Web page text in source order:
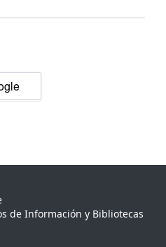
de Información y Bibliotecas